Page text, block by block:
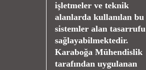
işletmeler ve teknik
alanlarda kullanılan bu
sistemler alan tasarrufu
sağlayabilmektedir.
Karaboğa Mühendislik
tarafından uygulanan